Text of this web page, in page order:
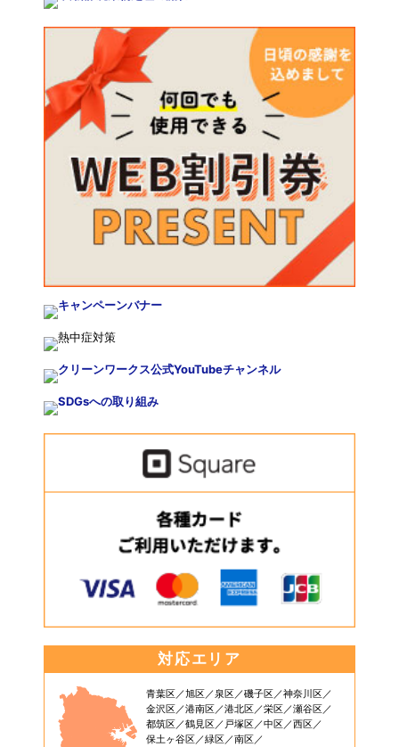
対応エリア
青葉区 旭区 泉区 磯子区
神奈川区
金沢区
港南区 港北区 栄区
瀬谷区
都筑区
鶴見区 戸塚区 中区
西区
保土ヶ谷区
緑区 南区